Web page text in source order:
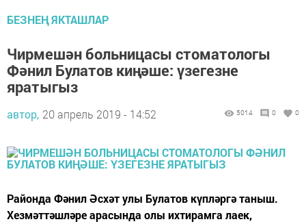
БЕЗНЕҢ ЯКТАШЛАР
Чирмешән больницасы стоматологы
Фәнил Булатов киңәше: үзегезне
яратыгыз
автор, 20 апрель 2019 - 14:52 5014 0 0
Районда Фәнил Әсхәт улы Булатов күпләргә таныш.
Хезмәттәшләре арасында олы ихтирамга лаек,